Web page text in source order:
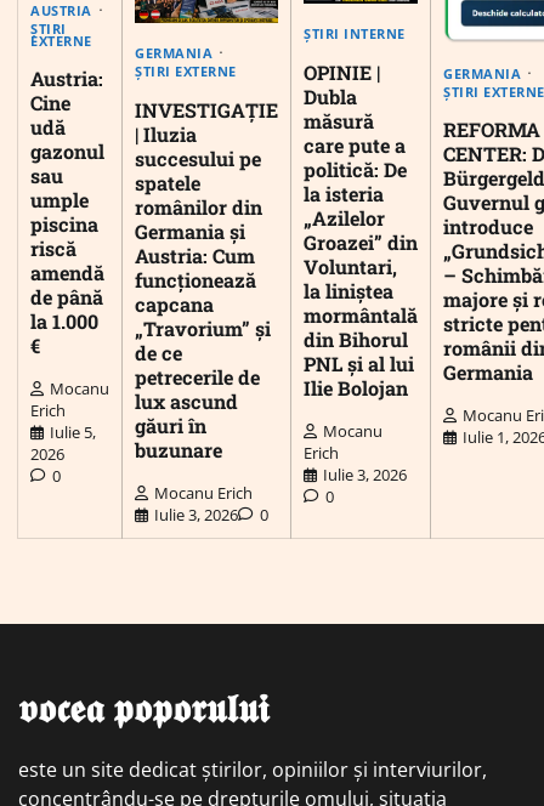
AUSTRIA
ȘTIRI
EXTERNE
Austria:
Cine
udă
gazonul
sau
umple
piscina
riscă
amendă
de până
la 1.000
€
Mocanu
Erich
Iulie 5,
2026
0
GERMANIA
ȘTIRI EXTERNE
INVESTIGAȚIE
| Iluzia
succesului pe
spatele
românilor din
Germania și
Austria: Cum
funcționează
capcana
„Travorium” și
de ce
petrecerile de
lux ascund
găuri în
buzunare
Mocanu Erich
Iulie 3, 2026
0
ȘTIRI INTERNE
OPINIE |
Dubla
măsură
care pute a
politică: De
la isteria
„Azilelor
Groazei” din
Voluntari,
la liniștea
mormântală
din Bihorul
PNL și al lui
Ilie Bolojan
Mocanu
Erich
Iulie 3, 2026
0
GERMANIA
ȘTIRI EXTERNE
CENTER:
Guvernul
introduce
–
majore și
stricte
românii
Germania
Mocanu
Iulie 1,
𝖛𝖔𝖈𝖊𝖆 𝖕𝖔𝖕𝖔𝖗𝖚𝖑𝖚𝖎
este un site dedicat știrilor, opiniilor și interviurilor,
concentrându-se pe drepturile omului, situația